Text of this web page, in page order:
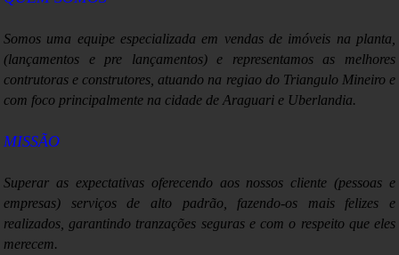
Moradores de Marília, SP, ainda podem pagar IPTU com desconto
Débito automático da 1ª cota do IR exige declaração até o fim de
março
Previdência tem déficit de R$ 5,1 bilhões em fevereiro, diz
ministério
Somos uma equipe especializada em vendas de imóveis na planta,
(lançamentos e pre lançamentos) e representamos as melhores
contrutoras e construtores, atuando na regiao do Triangulo Mineiro e
com foco principalmente na cidade de Araguari e Uberlandia.
MISSÃO
Superar as expectativas oferecendo aos nossos cliente (pessoas e
empresas) serviços de alto padrão, fazendo-os mais felizes e
realizados, garantindo tranzações seguras e com o respeito que eles
merecem.